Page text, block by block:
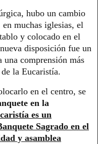
hubo un cambio
muchas iglesias, el
y colocado en el
disposición fue un
comprensión más
la Eucaristía.
en el centro, se
en la
es un
Sagrado en el
y asamblea